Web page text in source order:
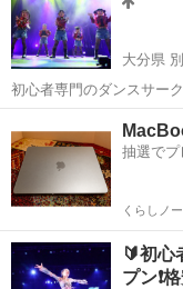
大分県
初心者専門のダンスサー
講中‼️ 荘園・南荘園校区の方必見です🌟 家の近くでしっかり
と練習して本格的なダン
経験の子供た...
別府市 別府駅
抽選でプ
くらしノー
🔰初心
プン❗️